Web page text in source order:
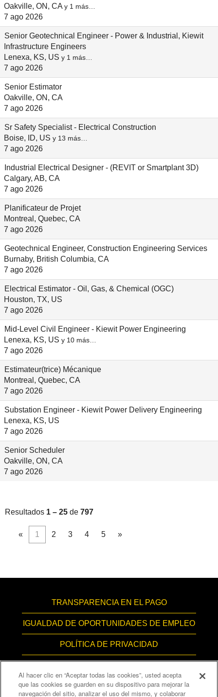
Oakville, ON, CA y 1 más…
7 ago 2026
Senior Geotechnical Engineer - Power & Industrial, Kiewit
Infrastructure Engineers
Lenexa, KS, US y 1 más…
7 ago 2026
Senior Estimator
Oakville, ON, CA
7 ago 2026
Sr Safety Specialist - Electrical Construction
Boise, ID, US y 13 más…
7 ago 2026
Industrial Electrical Designer - (REVIT or Smartplant 3D)
Calgary, AB, CA
7 ago 2026
Planificateur de Projet
Montreal, Quebec, CA
7 ago 2026
Geotechnical Engineer, Construction Engineering Services
Burnaby, British Columbia, CA
7 ago 2026
Electrical Estimator - Oil, Gas, & Chemical (OGC)
Houston, TX, US
7 ago 2026
Mid-Level Civil Engineer - Kiewit Power Engineering
Lenexa, KS, US y 10 más…
7 ago 2026
Estimateur(trice) Mécanique
Montreal, Quebec, CA
7 ago 2026
Substation Engineer - Kiewit Power Delivery Engineering
Lenexa, KS, US
7 ago 2026
Senior Scheduler
Oakville, ON, CA
7 ago 2026
Resultados 1 – 25 de 797
« 1 2 3 4 5 »
TRANSPARENCIA EN EL PAGO
IGUALDAD DE OPORTUNIDADES DE EMPLEO
POLÍTICA DE PRIVACIDAD
CONTÁCTENOS
Al hacer clic en “Aceptar todas las cookies”, usted acepta
que las cookies se guarden en su dispositivo para mejorar la
navegación del sitio, analizar el uso del mismo, y colaborar